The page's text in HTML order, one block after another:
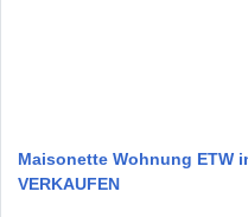
Maisonette Wohnung ETW
VERKAUFEN